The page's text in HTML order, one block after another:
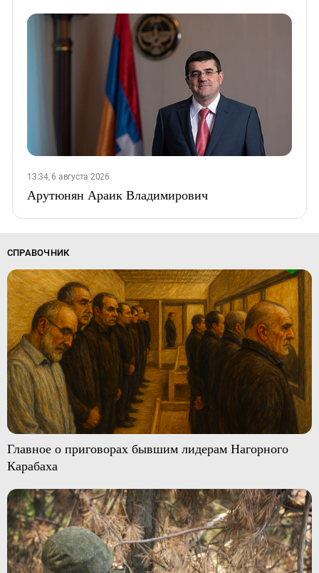
13:34, 6 августа 2026
Арутюнян Араик Владимирович
СПРАВОЧНИК
Главное о приговорах бывшим лидерам Нагорного
Карабаха